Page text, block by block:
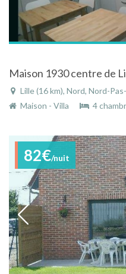
Maison 1930 centre de
Lille (16 km), Nord, Nord-
Maison - Villa
4
82€/nuit